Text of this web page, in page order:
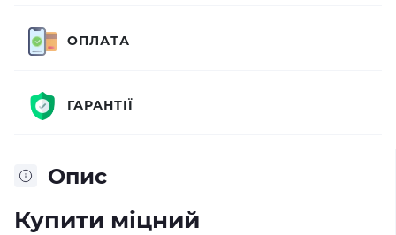
Опис
Купити міцний
ОПЛАТА
ГАРАНТІЇ